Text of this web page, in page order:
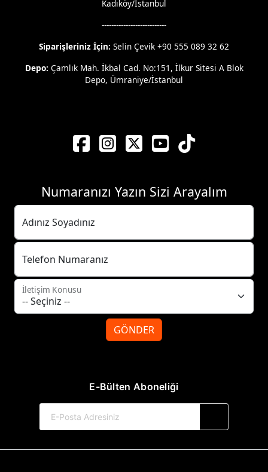
Kadıköy/İstanbul
---------------------------
Siparişleriniz İçin: Selin Çevik +90 555 089 32 62
Depo: Çamlık Mah. İkbal Cad. No:151, İlkur Sitesi A Blok
Depo, Ümraniye/İstanbul
Numaranızı Yazın Sizi Arayalım
Adınız Soyadınız
Telefon Numaranız
İletişim Konusu
GÖNDER
E-Bülten Aboneliği